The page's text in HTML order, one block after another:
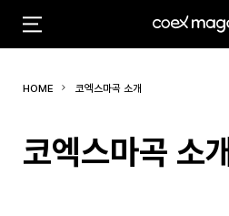
#마곡 #Coex Magok
HOME 코엑스마곡 소개
코엑스마곡 소개